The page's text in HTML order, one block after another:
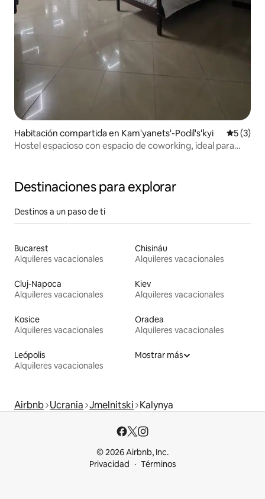
Habitación compartida en Kam'yanets'-Podil's'kyi
5 (3)
Hostel espacioso con espacio de coworking, ideal para
Destinaciones para explorar
Destinos a un paso de ti
Bucarest
Alquileres vacacionales
Chisináu
Alquileres vacacionales
Cluj-Napoca
Alquileres vacacionales
Kiev
Alquileres vacacionales
Kosice
Alquileres vacacionales
Oradea
Alquileres vacacionales
Leópolis
Alquileres vacacionales
Mostrar más
Airbnb Ucrania Jmelnitski Kalynya
© 2026 Airbnb, Inc.
Privacidad
Términos